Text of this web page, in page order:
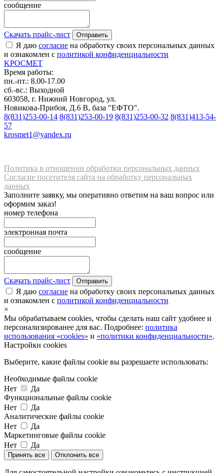
сообщение
Скачать прайс-лист Отправить
Я даю согласие на обработку своих персональных данных
и ознакомлен с политикой конфиденциальности
KРОСМЕТ
Время работы:
пн.-пт.: 8.00-17.00
сб.-вс.: Выходной
603058, г. Нижний Новгород, ул.
Новикова-Прибоя, Д.6 В, база "ЕФТО".
8(831)253-00-14 8(831)253-00-19 8(831)253-00-32 8(831)413-54-
57
krosmet1@yandex.ru
Политика в отношении обработки персональных данных
Согласие посетителя сайта на обработку персональных
данных
Заполните заявку, мы оперативно ответим на ваш вопрос или
оформим заказ!
номер телефона
электронная почта
сообщение
Скачать прайс-лист Отправить
Я даю согласие на обработку своих персональных данных
и ознакомлен с политикой конфиденциальности
×
Мы обрабатываем cookies, чтобы сделать наш сайт удобнее и
персонализированее для вас. Подробнее: политика
использования «cookies» и «политики конфиденциальности».
Настройки cookies
Выберите, какие файлы cookie вы разрешаете использовать:
Необходимые файлы cookie
Нет
Да
Функциональные файлы cookie
Нет
Да
Аналитические файлы cookie
Нет
Да
Маркетинговые файлы cookie
Нет
Да
Принять все Отклонить все